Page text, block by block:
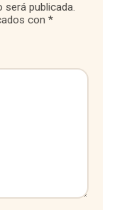
publicada.
con *